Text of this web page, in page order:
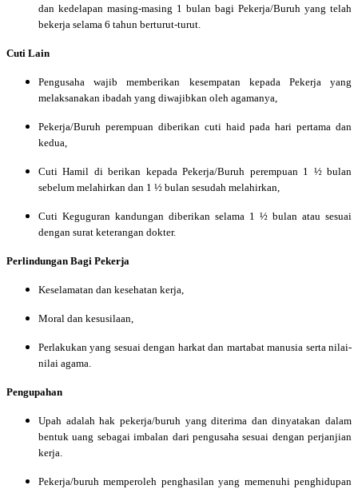
dan kedelapan masing-masing 1 bulan bagi Pekerja/Buruh yang telah
bekerja selama 6 tahun berturut-turut.
Cuti Lain
Pengusaha wajib memberikan kesempatan kepada Pekerja yang
melaksanakan ibadah yang diwajibkan oleh agamanya,
Pekerja/Buruh perempuan diberikan cuti haid pada hari pertama dan
kedua,
Cuti Hamil di berikan kepada Pekerja/Buruh perempuan 1 ½ bulan
sebelum melahirkan dan 1 ½ bulan sesudah melahirkan,
Cuti Keguguran kandungan diberikan selama 1 ½ bulan atau sesuai
dengan surat keterangan dokter.
Perlindungan Bagi Pekerja
Keselamatan dan kesehatan kerja,
Moral dan kesusilaan,
Perlakukan yang sesuai dengan harkat dan martabat manusia serta nilai-
nilai agama.
Pengupahan
Upah adalah hak pekerja/buruh yang diterima dan dinyatakan dalam
bentuk uang sebagai imbalan dari pengusaha sesuai dengan perjanjian
kerja.
Pekerja/buruh memperoleh penghasilan yang memenuhi penghidupan